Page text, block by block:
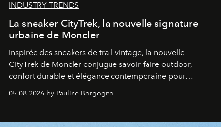
INDUSTRY TRENDS
La sneaker CityTrek, la nouvelle signature
urbaine de Moncler
Inspirée des sneakers de trail vintage, la nouvelle
CityTrek de Moncler conjugue savoir-faire outdoor,
confort durable et élégance contemporaine pour
accompagner les explorations du quotidien.
05.08.2026 by Pauline Borgogno